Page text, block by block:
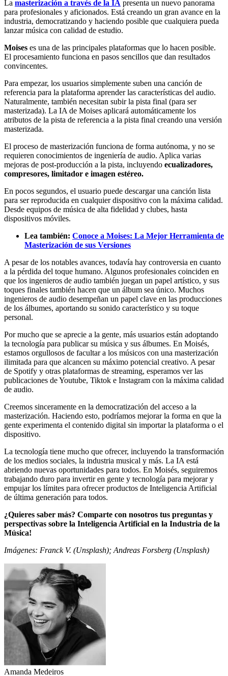
La masterización a través de la IA presenta un nuevo panorama
para profesionales y aficionados. Está creando un gran avance en la
industria, democratizando y haciendo posible que cualquiera pueda
lanzar música con calidad de estudio.
Moises es una de las principales plataformas que lo hacen posible.
El procesamiento funciona en pasos sencillos que dan resultados
convincentes.
Para empezar, los usuarios simplemente suben una canción de
referencia para la plataforma aprender las características del audio.
Naturalmente, también necesitan subir la pista final (para ser
masterizada). La IA de Moises aplicará automáticamente los
atributos de la pista de referencia a la pista final creando una versión
masterizada.
El proceso de masterización funciona de forma autónoma, y no se
requieren conocimientos de ingeniería de audio. Aplica varias
mejoras de post-producción a la pista, incluyendo ecualizadores,
compresores, limitador e imagen estéreo.
En pocos segundos, el usuario puede descargar una canción lista
para ser reproducida en cualquier dispositivo con la máxima calidad.
Desde equipos de música de alta fidelidad y clubes, hasta
dispositivos móviles.
Lea también: Conoce a Moises: La Mejor Herramienta de
Masterización de sus Versiones
A pesar de los notables avances, todavía hay controversia en cuanto
a la pérdida del toque humano. Algunos profesionales coinciden en
que los ingenieros de audio también juegan un papel artístico, y sus
toques finales también hacen que un álbum sea único. Muchos
ingenieros de audio desempeñan un papel clave en las producciones
de los álbumes, aportando su sonido característico y su toque
personal.
Por mucho que se aprecie a la gente, más usuarios están adoptando
la tecnología para publicar su música y sus álbumes. En Moisés,
estamos orgullosos de facultar a los músicos con una masterización
ilimitada para que alcancen su máximo potencial creativo. A pesar
de Spotify y otras plataformas de streaming, esperamos ver las
publicaciones de Youtube, Tiktok e Instagram con la máxima calidad
de audio.
Creemos sinceramente en la democratización del acceso a la
masterización. Haciendo esto, podríamos mejorar la forma en que la
gente experimenta el contenido digital sin importar la plataforma o el
dispositivo.
La tecnología tiene mucho que ofrecer, incluyendo la transformación
de los medios sociales, la industria musical y más. La IA está
abriendo nuevas oportunidades para todos. En Moisés, seguiremos
trabajando duro para invertir en gente y tecnología para mejorar y
empujar los límites para ofrecer productos de Inteligencia Artificial
de última generación para todos.
¿Quieres saber más? Comparte con nosotros tus preguntas y
perspectivas sobre la Inteligencia Artificial en la Industria de la
Música!
Imágenes: Franck V. (Unsplash); Andreas Forsberg (Unsplash)
Amanda Medeiros